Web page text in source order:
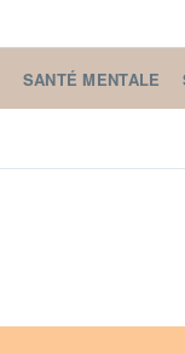
SANTÉ MENTALE